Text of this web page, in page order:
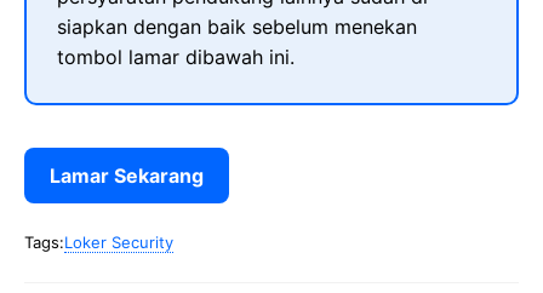
siapkan dengan baik sebelum menekan
tombol lamar dibawah ini.
Lamar Sekarang
Tags:Loker Security